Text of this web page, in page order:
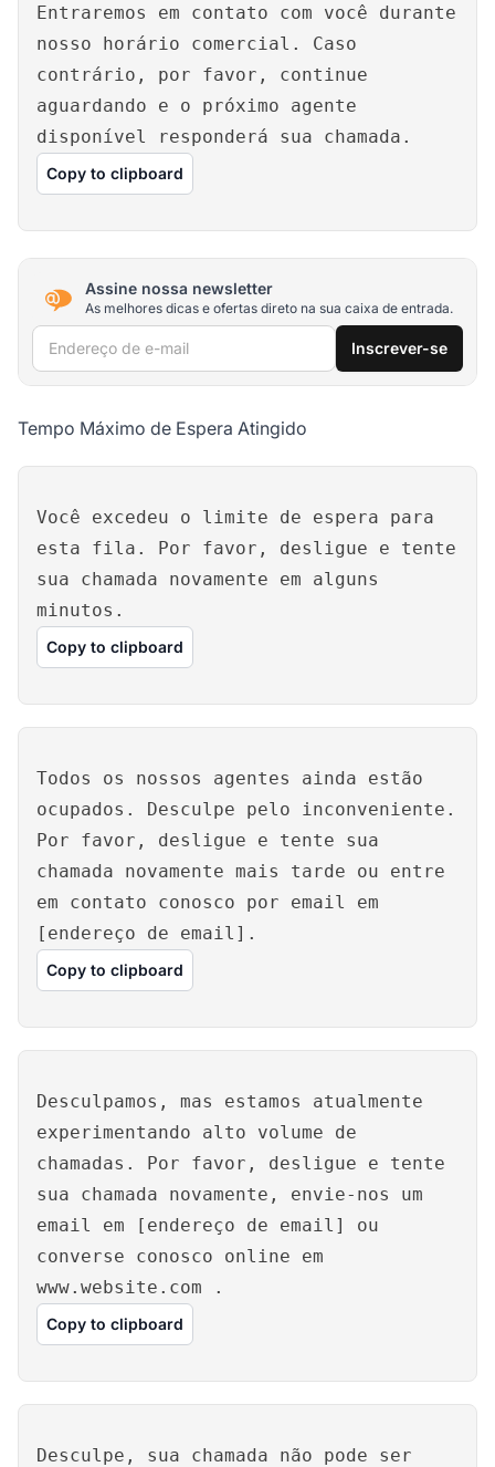
Entraremos em contato com você durante
nosso horário comercial. Caso
contrário, por favor, continue
aguardando e o próximo agente
disponível responderá sua chamada.
Copy to clipboard
Assine nossa newsletter
As melhores dicas e ofertas direto na sua caixa de entrada.
Endereço de e-mail Inscrever-se
Tempo Máximo de Espera Atingido
Você excedeu o limite de espera para
esta fila. Por favor, desligue e tente
sua chamada novamente em alguns
minutos.
Copy to clipboard
Todos os nossos agentes ainda estão
ocupados. Desculpe pelo inconveniente.
Por favor, desligue e tente sua
chamada novamente mais tarde ou entre
em contato conosco por email em
[endereço de email].
Copy to clipboard
Desculpamos, mas estamos atualmente
experimentando alto volume de
chamadas. Por favor, desligue e tente
sua chamada novamente, envie-nos um
email em [endereço de email] ou
converse conosco online em
www.website.com .
Copy to clipboard
Desculpe, sua chamada não pode ser